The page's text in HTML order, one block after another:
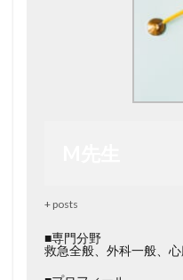
+ posts
■専門分野
救急全般、外科一般、